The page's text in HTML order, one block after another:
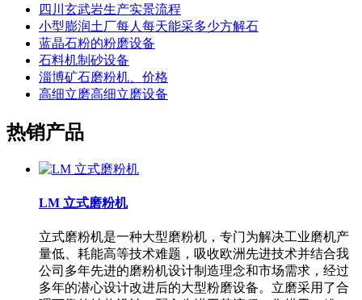
四川玄武岩生产实景流程
小型膨润土厂每人每天能采多少方解石
蓝晶石粉的粉磨设备
石料机制砂设备
淄博矿石磨粉机、价格
高细立磨高细立磨设备
热销产品
LM 立式磨粉机
立式磨粉机是一种大型磨粉机，专门为解决工业磨机产
量低、耗能高等技术难题，吸收欧洲先进技术并结合我
公司多年先进的磨粉机设计制造理念和市场需求，经过
多年的潜心设计改进后的大型粉磨设备。立磨采用了合